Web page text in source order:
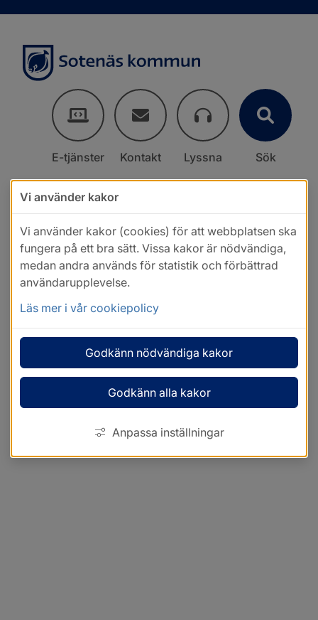
E-tjänster Kontakt Lyssna Sök
Vi använder kakor
Vi använder kakor (cookies) för att webbplatsen ska
fungera på ett bra sätt. Vissa kakor är nödvändiga,
medan andra används för statistik och förbättrad
användarupplevelse.
Läs mer i vår cookiepolicy
Godkänn nödvändiga kakor
Godkänn alla kakor
Anpassa inställningar